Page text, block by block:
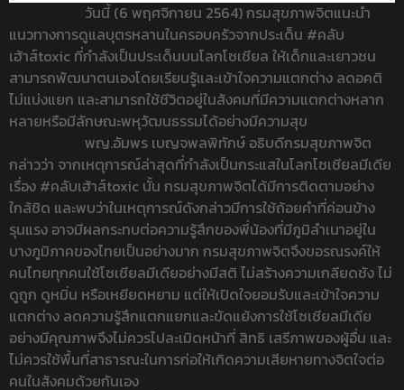
วันนี้ (6 พฤศจิกายน 2564) กรมสุขภาพจิตแนะนำ
แนวทางการดูแลบุตรหลานในครอบครัวจากประเด็น #คลับ
เฮ้าส์toxic ที่กำลังเป็นประเด็นบนโลกโซเชียล ให้เด็กและเยาวชน
สามารถพัฒนาตนเองโดยเรียนรู้และเข้าใจความแตกต่าง ลดอคติ
ไม่แบ่งแยก และสามารถใช้ชีวิตอยู่ในสังคมที่มีความแตกต่างหลาก
หลายหรือมีลักษณะพหุวัฒนธรรมได้อย่างมีความสุข
พญ.อัมพร เบญจพลพิทักษ์ อธิบดีกรมสุขภาพจิต
กล่าวว่า จากเหตุการณ์ล่าสุดที่กำลังเป็นกระแสในโลกโซเชียลมีเดีย
เรื่อง #คลับเฮ้าส์toxic นั้น กรมสุขภาพจิตได้มีการติดตามอย่าง
ใกล้ชิด และพบว่าในเหตุการณ์ดังกล่าวมีการใช้ถ้อยคำที่ค่อนข้าง
รุนแรง อาจมีผลกระทบต่อความรู้สึกของพี่น้องที่มีภูมิลำเนาอยู่ใน
บางภูมิภาคของไทยเป็นอย่างมาก กรมสุขภาพจิตจึงขอรณรงค์ให้
คนไทยทุกคนใช้โซเชียลมีเดียอย่างมีสติ ไม่สร้างความเกลียดชัง ไม่
ดูถูก ดูหมิ่น หรือเหยียดหยาม แต่ให้เปิดใจยอมรับและเข้าใจความ
แตกต่าง ลดความรู้สึกแตกแยกและขัดแย้งการใช้โซเชียลมีเดีย
อย่างมีคุณภาพจึงไม่ควรไปละเมิดหน้าที่ สิทธิ เสรีภาพของผู้อื่น และ
ไม่ควรใช้พื้นที่สาธารณะในการก่อให้เกิดความเสียหายทางจิตใจต่อ
คนในสังคมด้วยกันเอง